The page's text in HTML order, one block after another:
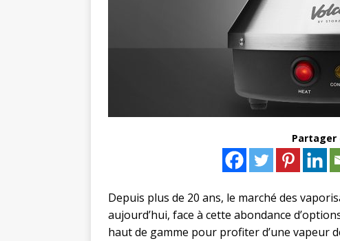
Depuis plus de 20 ans, le marché des
aujourd’hui, face à cette abondance
haut de gamme pour profiter d’une vapeur